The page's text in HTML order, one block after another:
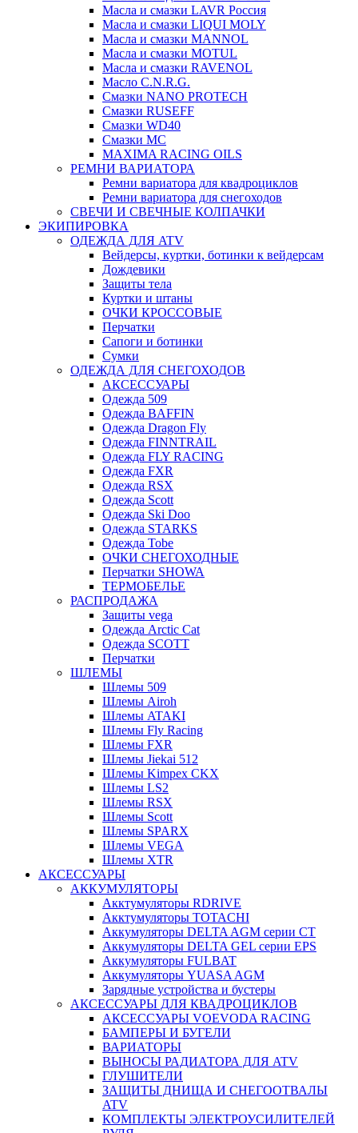
Масла и смазки LAVR Россия
Масла и смазки LIQUI MOLY
Масла и смазки MANNOL
Масла и смазки MOTUL
Масла и смазки RAVENOL
Масло C.N.R.G.
Смазки NANO PROTECH
Смазки RUSEFF
Смазки WD40
Смазки МС
MAXIMA RACING OILS
РЕМНИ ВАРИАТОРА
Ремни вариатора для квадроциклов
Ремни вариатора для снегоходов
СВЕЧИ И СВЕЧНЫЕ КОЛПАЧКИ
ЭКИПИРОВКА
ОДЕЖДА ДЛЯ ATV
Вейдерсы, куртки, ботинки к вейдерсам
Дождевики
Защиты тела
Куртки и штаны
ОЧКИ КРОССОВЫЕ
Перчатки
Сапоги и ботинки
Сумки
ОДЕЖДА ДЛЯ СНЕГОХОДОВ
АКСЕССУАРЫ
Одежда 509
Одежда BAFFIN
Одежда Dragon Fly
Одежда FINNTRAIL
Одежда FLY RACING
Одежда FXR
Одежда RSX
Одежда Scott
Одежда Ski Doo
Одежда STARKS
Одежда Tobe
ОЧКИ СНЕГОХОДНЫЕ
Перчатки SHOWA
ТЕРМОБЕЛЬЕ
РАСПРОДАЖА
Защиты vega
Одежда Arctic Cat
Одежда SCOTT
Перчатки
ШЛЕМЫ
Шлемы 509
Шлемы Airoh
Шлемы ATAKI
Шлемы Fly Racing
Шлемы FXR
Шлемы Jiekai 512
Шлемы Kimpex CKX
Шлемы LS2
Шлемы RSX
Шлемы Scott
Шлемы SPARX
Шлемы VEGA
Шлемы XTR
АКСЕССУАРЫ
АККУМУЛЯТОРЫ
Акктумуляторы RDRIVE
Акктумуляторы TOTACHI
Аккумуляторы DELTA AGM серии CT
Аккумуляторы DELTA GEL серии EPS
Аккумуляторы FULBAT
Аккумуляторы YUASA AGM
Зарядные устройства и бустеры
АКСЕССУАРЫ ДЛЯ КВАДРОЦИКЛОВ
АКСЕССУАРЫ VOEVODA RACING
БАМПЕРЫ И БУГЕЛИ
ВАРИАТОРЫ
ВЫНОСЫ РАДИАТОРА ДЛЯ ATV
ГЛУШИТЕЛИ
ЗАЩИТЫ ДНИЩА И СНЕГООТВАЛЫ
ATV
КОМПЛЕКТЫ ЭЛЕКТРОУСИЛИТЕЛЕЙ